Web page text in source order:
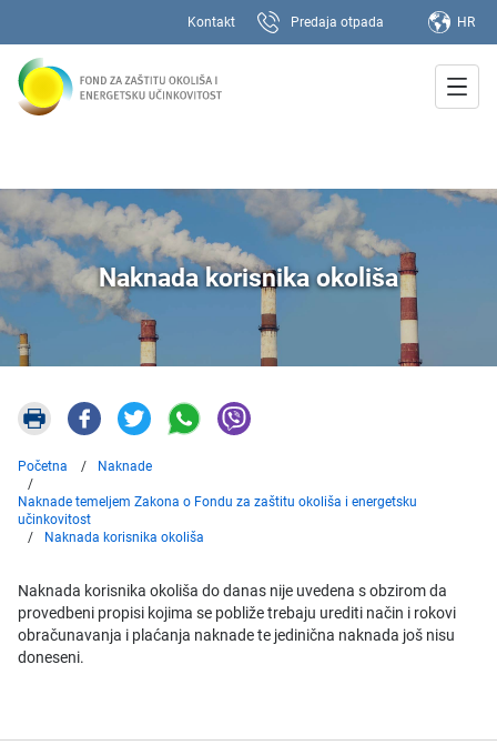
Kontakt Predaja otpada HR
Naknada korisnika okoliša
Početna Naknade
Naknade temeljem Zakona o Fondu za zaštitu okoliša i energetsku
učinkovitost
Naknada korisnika okoliša
Naknada korisnika okoliša do danas nije uvedena s obzirom da
provedbeni propisi kojima se pobliže trebaju urediti način i rokovi
obračunavanja i plaćanja naknade te jedinična naknada još nisu
doneseni.